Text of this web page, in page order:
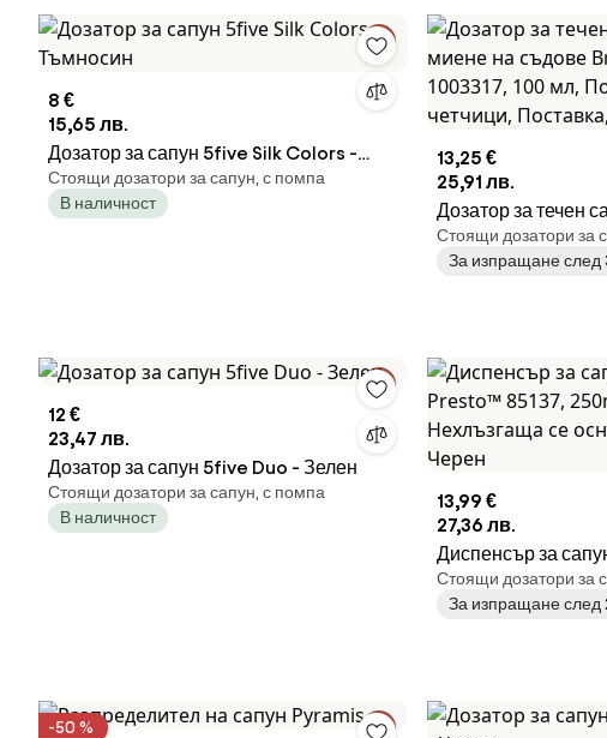
8 €
15,65 лв.
Дозатор за сапун 5five Silk Colors -
Тъмносин
Стоящи дозатори за сапун, с помпа
В наличност
13,25 €
25,91 лв.
Дозатор за течен
на съдове
100 мл,
Стоящи дозатори за
За изпращане след
12 €
23,47 лв.
Дозатор за сапун 5five Duo - Зелен
Стоящи дозатори за сапун, с помпа
В наличност
13,99 €
27,36 лв.
Диспенсър за
Presto™ 85137,
Нехлъзгаща се
Стоящи дозатори за
За изпращане след
-50 %